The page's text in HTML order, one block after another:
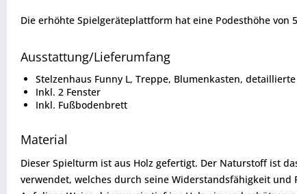
Die erhöhte Spielgeräteplattform hat eine Podesthöhe
Ausstattung/Lieferumfang
Stelzenhaus Funny L, Treppe, Blumenkasten,
Inkl. 2 Fenster
Inkl. Fußbodenbrett
Material
Dieser Spielturm ist aus Holz gefertigt. Der Naturstoff ist
verwendet, welches durch seine Widerstandsfähigkeit